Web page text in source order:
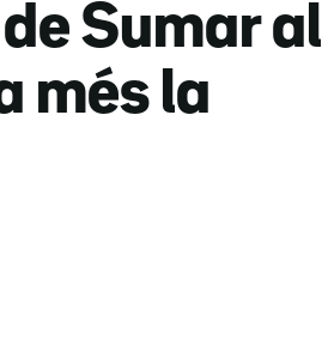
Sumar al
més la